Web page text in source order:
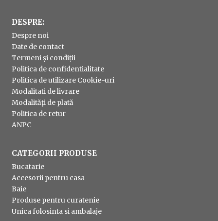
DESPRE:
Despre noi
Date de contact
Termeni și condiții
Politica de confidentialitate
Politica de utilizare Cookie-uri
Modalitati de livrare
Modalități de plată
Politica de retur
ANPC
CATEGORII PRODUSE
Bucatarie
Accesorii pentru casa
Baie
Produse pentru curatenie
Unica folosinta si ambalaje